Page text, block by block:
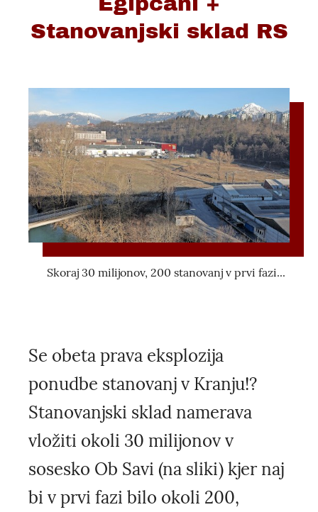
Stanovanjski sklad RS
Skoraj 30 milijonov, 200 stanovanj v prvi fazi...
Se obeta prava eksplozija
ponudbe stanovanj v Kranju!?
Stanovanjski sklad namerava
vložiti okoli 30 milijonov v
sosesko Ob Savi (na sliki) kjer naj
bi v prvi fazi bilo okoli 200,